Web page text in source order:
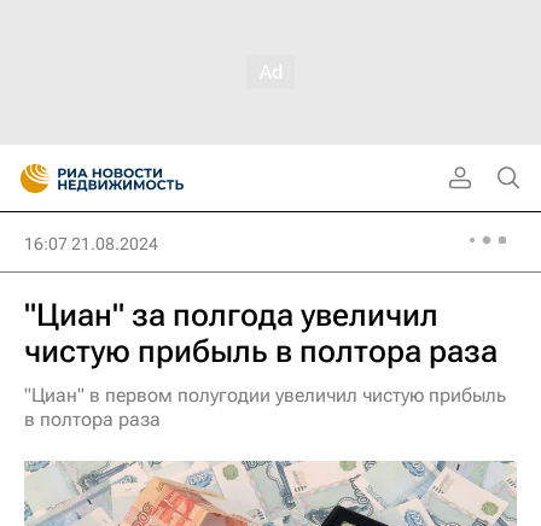
16:07 21.08.2024
"Циан" за полгода увеличил
чистую прибыль в полтора раза
"Циан" в первом полугодии увеличил чистую прибыль
в полтора раза